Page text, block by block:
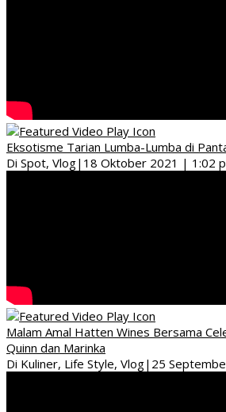
Eksotisme Tarian Lumba-Lumba di
Di Spot, Vlog| 18 Oktober 2021 | 1:02
Malam Amal Hatten Wines Bersama
Quinn dan Marinka
Di Kuliner, Life Style, Vlog| 25